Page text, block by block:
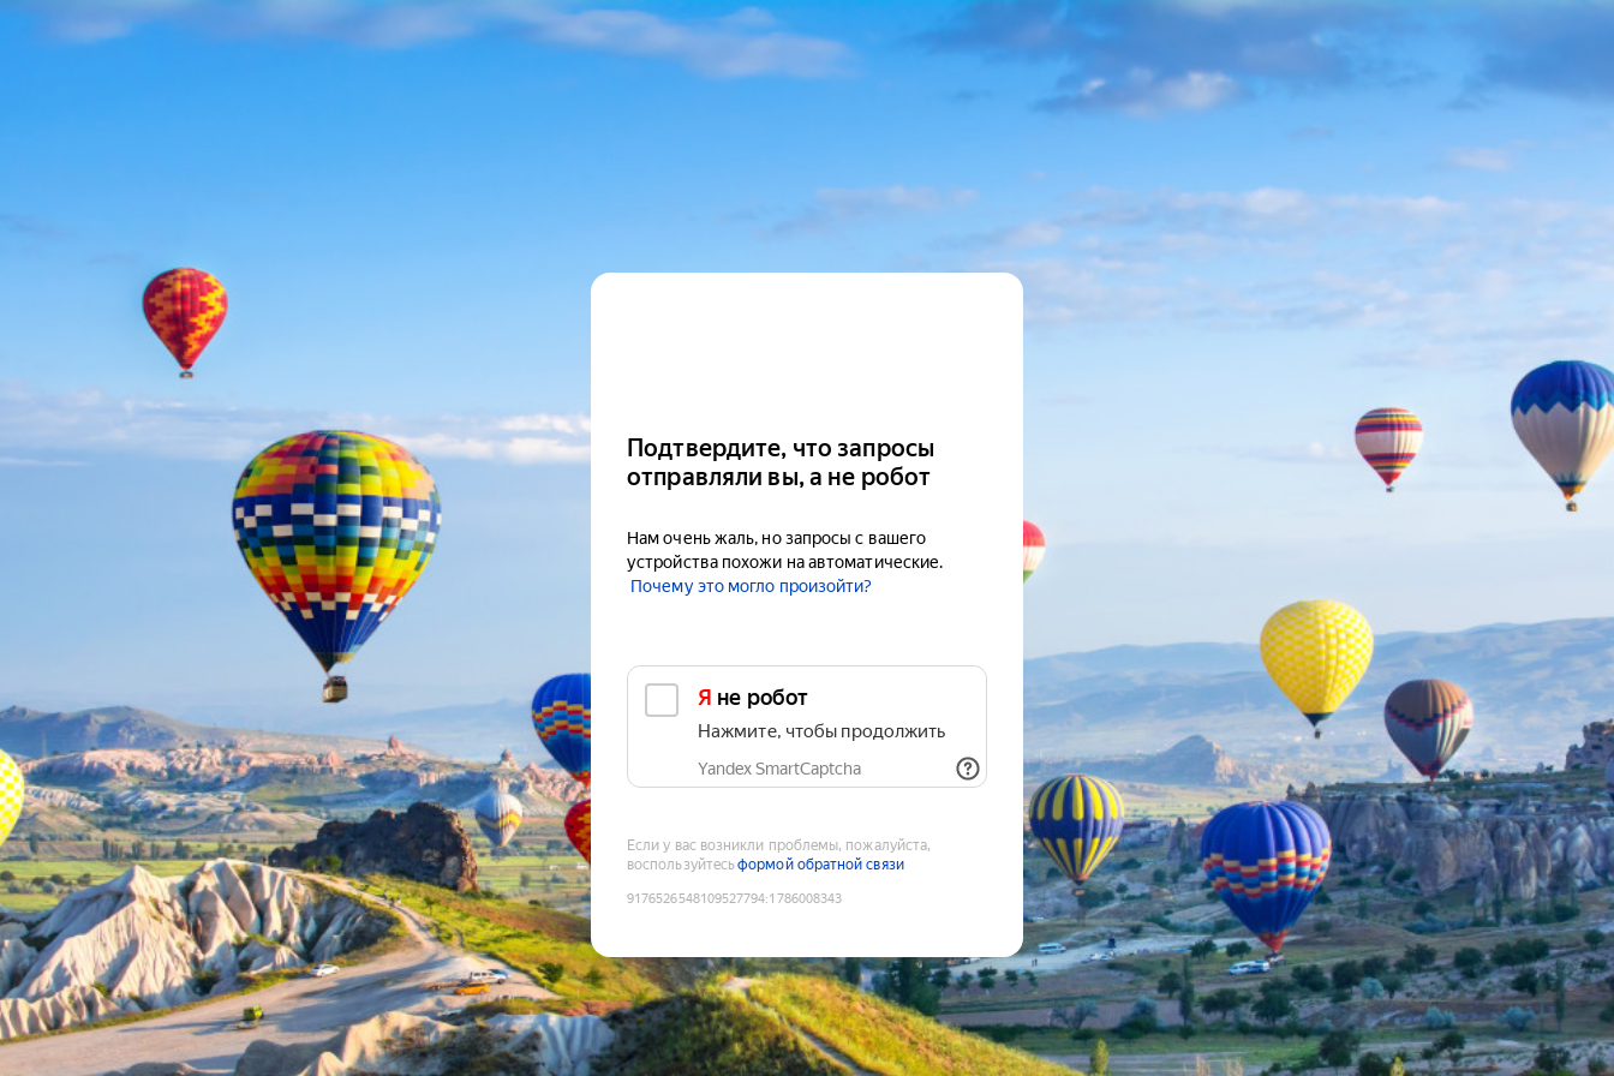
Подтвердите, что запросы
отправляли вы, а не робот
Нам очень жаль, но запросы с вашего
устройства похожи на автоматические.
Почему это могло произойти?
Я не робот
Нажмите, чтобы продолжить
Yandex SmartCaptcha
Если у вас возникли проблемы, пожалуйста,
воспользуйтесьформой обратной связи
9176526548109527794:1786008343